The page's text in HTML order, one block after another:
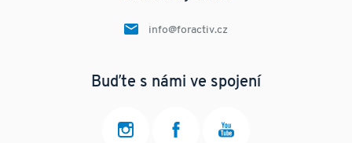
info@foractiv.cz
Buďte s námi ve spojení